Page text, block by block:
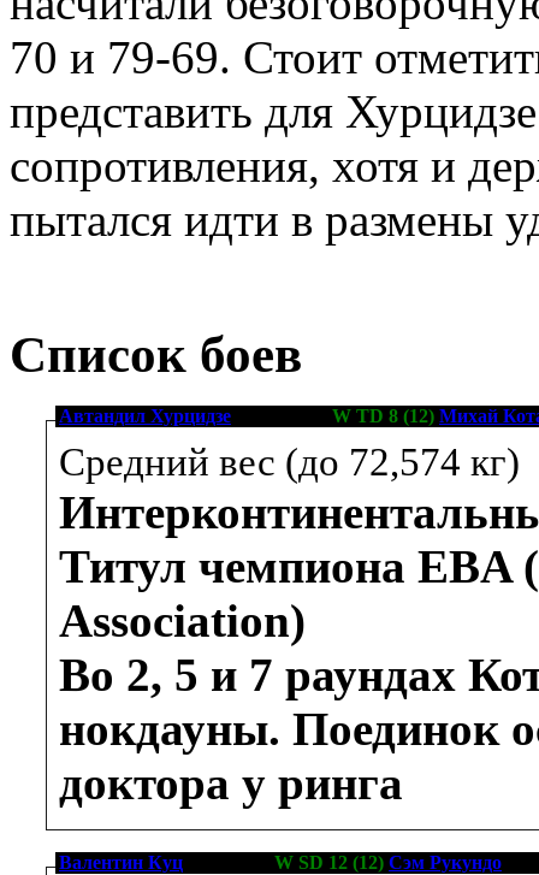
70 и 79-69. Стоит
представить для
сопротивления, хотя и
пытался идти в размены
Список боев
Автандил Хурцидзе W TD 8 (12) Михай
Средний вес (до 72,574 кг)
Титул чемпиона EBA
Association)
Во 2, 5 и 7 раундах
нокдауны. Поединок
доктора у ринга
Валентин Куц W SD 12 (12) Сэм Рукундо